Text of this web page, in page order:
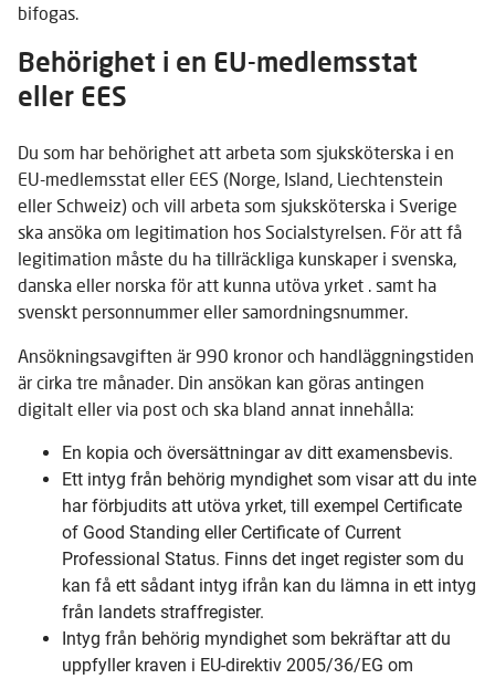
bifogas.
Behörighet i en EU-medlemsstat
eller EES
Du som har behörighet att arbeta som sjuksköterska i en
EU-medlemsstat eller EES (Norge, Island, Liechtenstein
eller Schweiz) och vill arbeta som sjuksköterska i Sverige
ska ansöka om legitimation hos Socialstyrelsen. För att få
legitimation måste du ha tillräckliga kunskaper i svenska,
danska eller norska för att kunna utöva yrket . samt ha
svenskt personnummer eller samordningsnummer.
Ansökningsavgiften är 990 kronor och handläggningstiden
är cirka tre månader. Din ansökan kan göras antingen
digitalt eller via post och ska bland annat innehålla:
En kopia och översättningar av ditt examensbevis.
Ett intyg från behörig myndighet som visar att du inte
har förbjudits att utöva yrket, till exempel Certificate
of Good Standing eller Certificate of Current
Professional Status. Finns det inget register som du
kan få ett sådant intyg ifrån kan du lämna in ett intyg
från landets straffregister.
Intyg från behörig myndighet som bekräftar att du
uppfyller kraven i EU-direktiv 2005/36/EG om